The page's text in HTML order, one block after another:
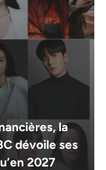
la
dévoile ses
2027